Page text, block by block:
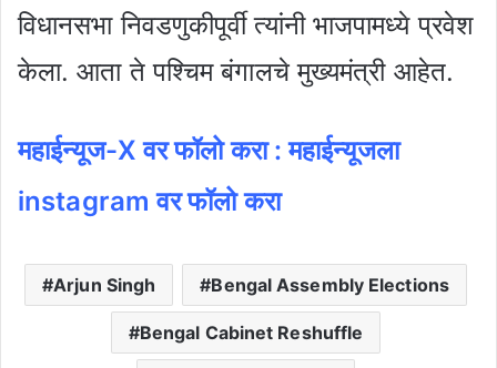
विधानसभा निवडणुकीपूर्वी त्यांनी भाजपामध्ये प्रवेश
केला. आता ते पश्चिम बंगालचे मुख्यमंत्री आहेत.
महाईन्यूज-X वर फॉलो करा : महाईन्यूजला
instagram वर फॉलो करा
Arjun Singh Bengal Assembly Elections
Bengal Cabinet Reshuffle